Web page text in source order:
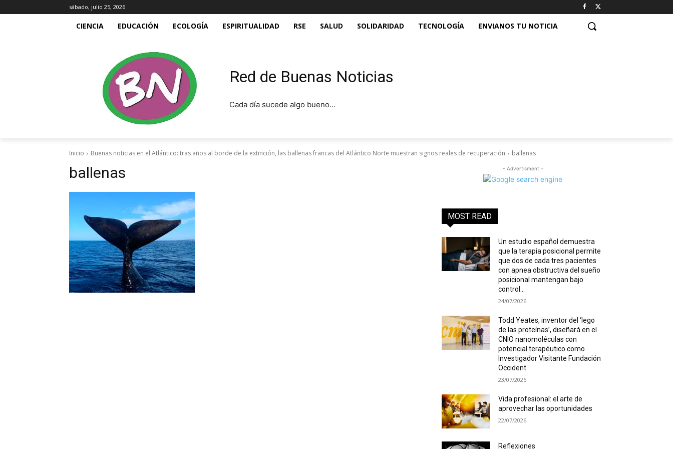
sábado, julio 25, 2026
CIENCIA EDUCACIÓN ECOLOGÍA ESPIRITUALIDAD RSE SALUD SOLIDARIDAD TECNOLOGÍA ENVIANOS TU NOTICIA
Red de Buenas Noticias
Cada día sucede algo bueno...
Inicio Buenas noticias en el Atlántico: tras años al borde de la extinción, las ballenas francas del Atlántico Norte muestran signos reales de recuperación ballenas
ballenas - Advertisment -
MOST READ
Un estudio español demuestra
que la terapia posicional permite
que dos de cada tres pacientes
con apnea obstructiva del sueño
posicional mantengan bajo
control...
24/07/2026
Todd Yeates, inventor del ‘lego
de las proteínas’, diseñará en el
CNIO nanomoléculas con
potencial terapéutico como
Investigador Visitante Fundación
Occident
23/07/2026
Vida profesional: el arte de
aprovechar las oportunidades
22/07/2026
Reflexiones